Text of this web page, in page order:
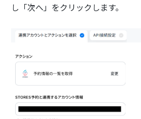
し「次へ」をクリックします。